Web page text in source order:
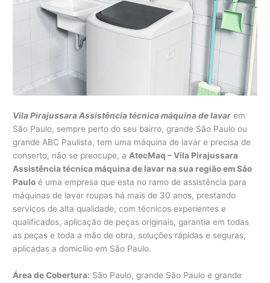
Vila Pirajussara Assistência técnica máquina de lavar em
São Paulo, sempre perto do seu bairro, grande São Paulo ou
grande ABC Paulista, tem uma máquina de lavar e precisa de
conserto, não se preocupe, aAtecMaq – Vila Pirajussara
Assistência técnica máquina de lavar na sua região em São
Paulo é uma empresa que esta no ramo de assistência para
máquinas de lavar roupas há mais de 30 anos, prestando
serviços de alta qualidade, com técnicos experientes e
qualificados, aplicação de peças originais, garantia em todas
as peças e toda a mão de obra, soluções rápidas e seguras,
aplicadas a domicílio em São Paulo.
Área de Cobertura: São Paulo, grande São Paulo e grande